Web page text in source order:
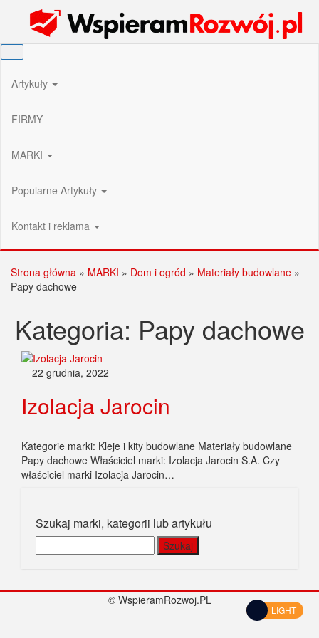
Wspieram Rozwój PL
Artykuły
FIRMY
MARKI
Popularne Artykuły
Kontakt i reklama
Strona główna » MARKI » Dom i ogród » Materiały budowlane »
Papy dachowe
Kategoria: Papy dachowe
22 grudnia, 2022
Izolacja Jarocin
Kategorie marki: Kleje i kity budowlane Materiały budowlane
Papy dachowe Właściciel marki: Izolacja Jarocin S.A. Czy
właściciel marki Izolacja Jarocin…
Szukaj marki, kategorii lub artykułu
© WspieramRozwoj.PL
LIGHT